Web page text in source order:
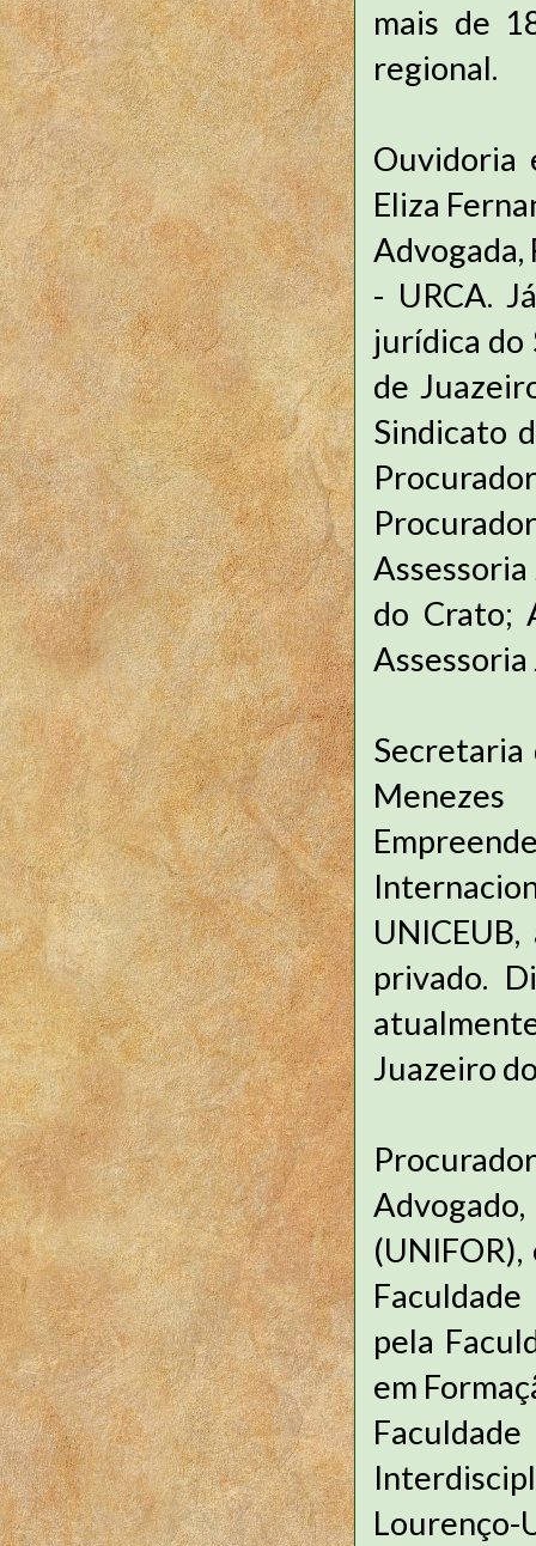
mais de
regional.
Ouvidoria
Eliza
Advogada,
- URCA.
jurídica do
de
Sindicato
do Crato;
Secretaria
Menezes
privado.
Juazeiro
pela
em